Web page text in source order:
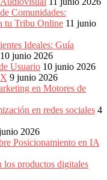
Comunidades:
tu Tribu Online 11 junio
Ideales: Guía
10 junio 2026
Usuario 10 junio 2026
9 junio 2026
en Motores de
en redes sociales 4
2026
Posicionamiento en IA
los productos digitales